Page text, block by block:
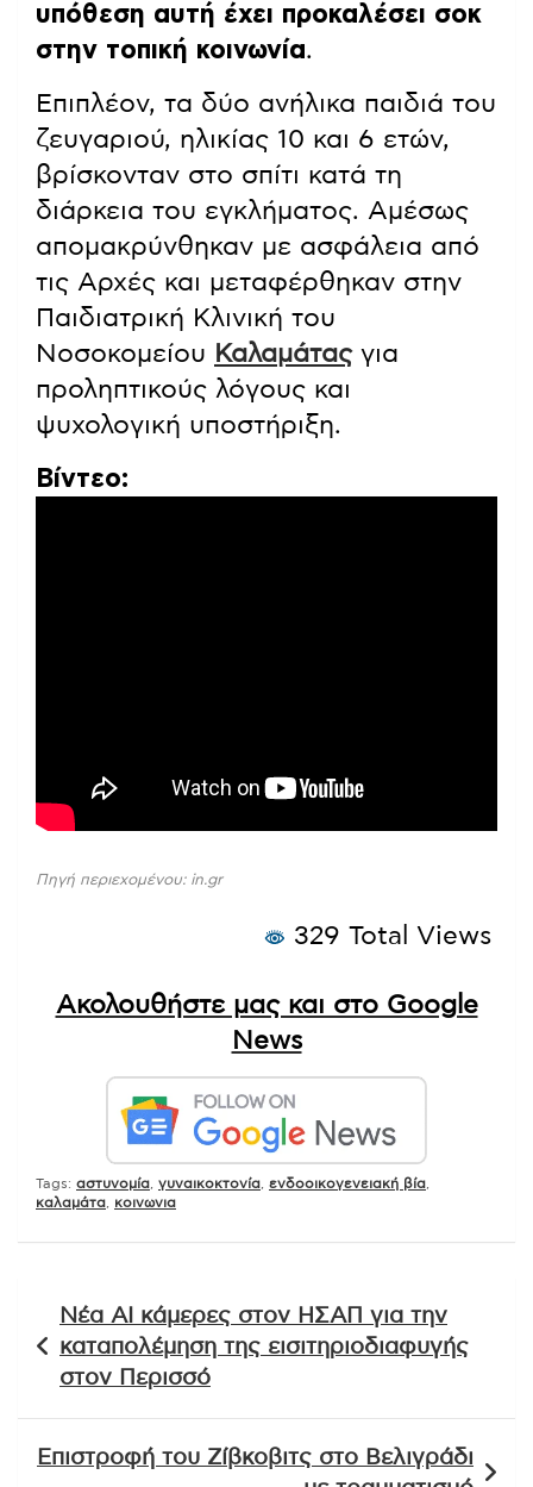
υπόθεση αυτή έχει προκαλέσει σοκ
στην τοπική κοινωνία.
Επιπλέον, τα δύο ανήλικα παιδιά του
ζευγαριού, ηλικίας 10 και 6 ετών,
βρίσκονταν στο σπίτι κατά τη
διάρκεια του εγκλήματος. Αμέσως
απομακρύνθηκαν με ασφάλεια από
τις Αρχές και μεταφέρθηκαν στην
Παιδιατρική Κλινική του
Νοσοκομείου Καλαμάταςγια
προληπτικούς λόγους και
ψυχολογική υποστήριξη.
Βίντεο:
Πηγή περιεχομένου: in.gr
329 Total Views
Ακολουθήστε μας και στο Google
News
Tags: αστυνομία γυναικοκτονία ενδοοικογενειακή βία
καλαμάτα
κοινωνια
άρθρων
Νέα AI κάμερες στον ΗΣΑΠ για την
καταπολέμηση της εισιτηριοδιαφυγής
στον Περισσό
Επιστροφή του Ζίβκοβιτς στο Βελιγράδι